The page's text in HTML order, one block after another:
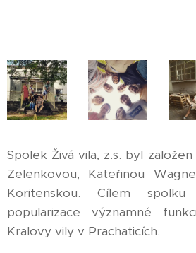
Spolek Živá vila, z.s. byl
Zelenkovou, Kateřinou
Koritenskou. Cílem
popularizace významné
Kralovy vily v Prachaticích.